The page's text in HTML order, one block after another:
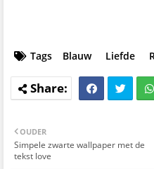
Tags Blauw Liefde
OUDER
Simpele zwarte wallpaper met de
tekst love